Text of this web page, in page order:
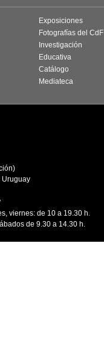
Exposiciones
Fotografías del CdF
Investigación
Educativa
Catálogo
Mediateca
Uruguay
viernes: de 10 a 19.30 h.
de 9.30 a 14.30 h.